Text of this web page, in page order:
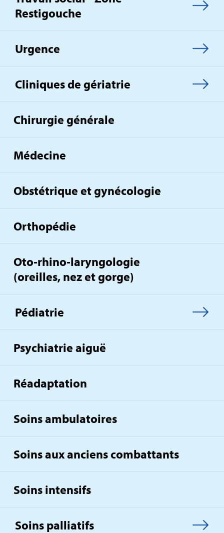
Restigouche
Urgence
Cliniques de gériatrie
Chirurgie générale
Médecine
Obstétrique et gynécologie
Orthopédie
Oto‑rhino‑laryngologie
(oreilles, nez et gorge)
Pédiatrie
Psychiatrie aiguë
Réadaptation
Soins ambulatoires
Soins aux anciens combattants
Soins intensifs
Soins palliatifs